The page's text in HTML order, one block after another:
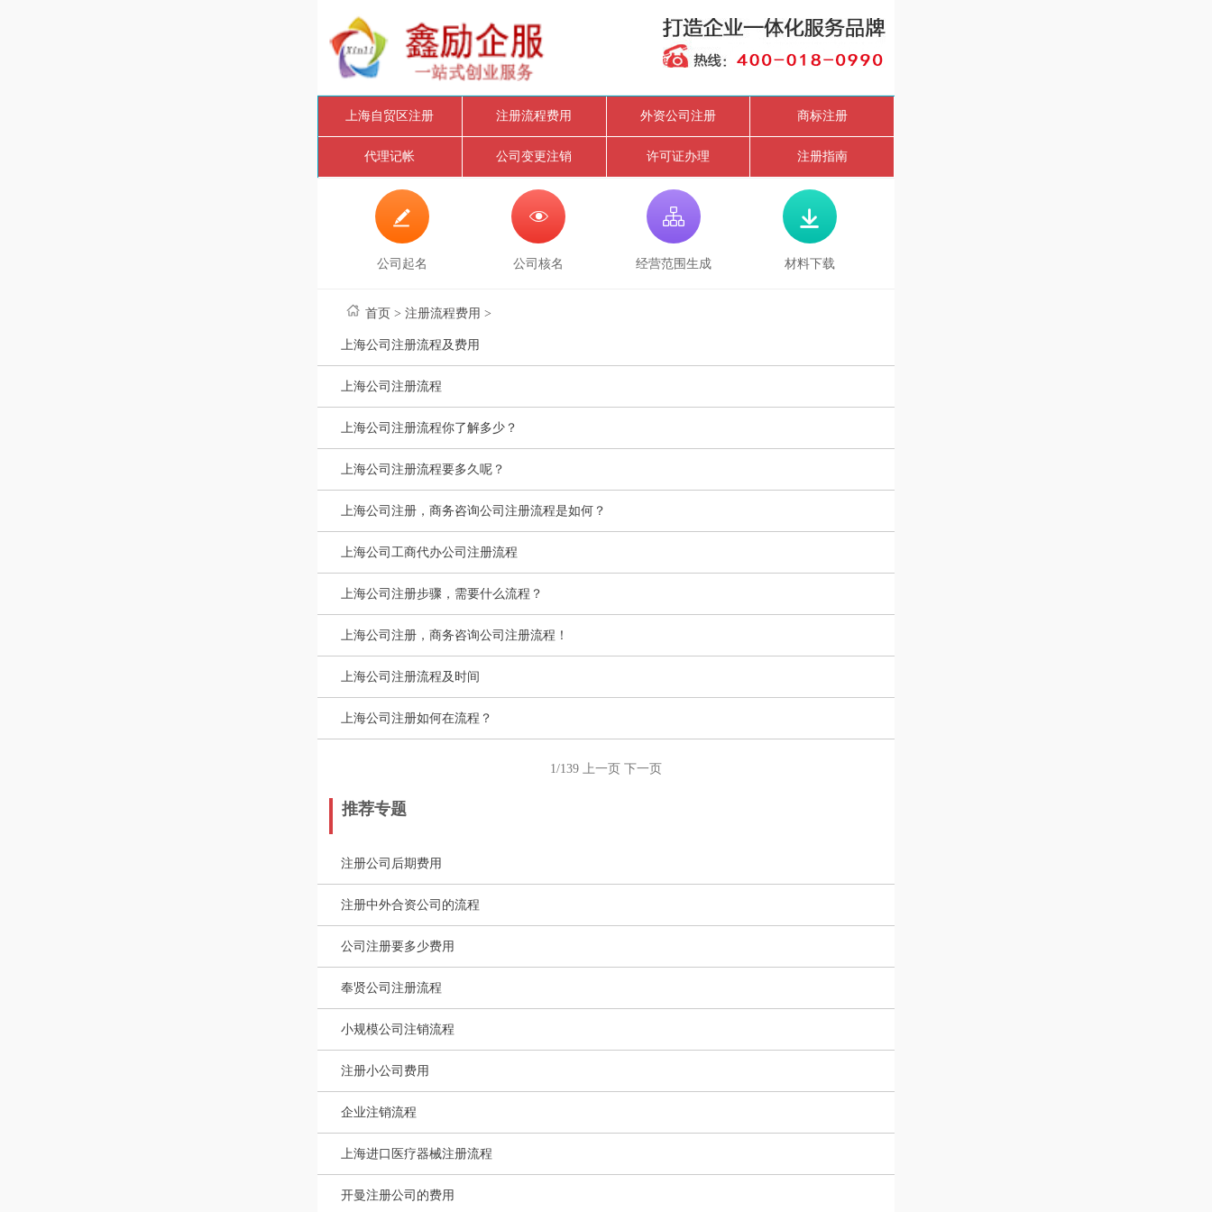
上海自贸区注册 注册流程费用 外资公司注册 商标注册
代理记帐 公司变更注销 许可证办理 注册指南

公司起名

公司核名

经营范围生成

材料下载
首页 > 注册流程费用 >
上海公司注册流程及费用
上海公司注册流程
上海公司注册流程你了解多少？
上海公司注册流程要多久呢？
上海公司注册，商务咨询公司注册流程是如何？
上海公司工商代办公司注册流程
上海公司注册步骤，需要什么流程？
上海公司注册，商务咨询公司注册流程！
上海公司注册流程及时间
上海公司注册如何在流程？
1/139 上一页 下一页
推荐专题
注册公司后期费用
注册中外合资公司的流程
公司注册要多少费用
奉贤公司注册流程
小规模公司注销流程
注册小公司费用
企业注销流程
上海进口医疗器械注册流程
开曼注册公司的费用